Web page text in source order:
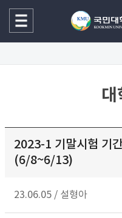
대
2023-1 기말시험 기
(6/8~6/13)
23.06.05 / 설형아